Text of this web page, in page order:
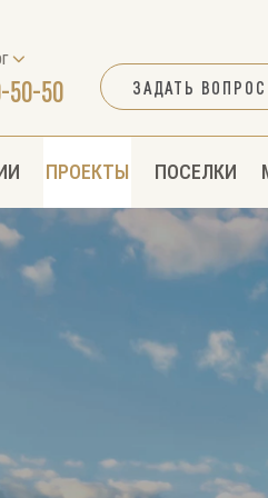
50-50 ЗАДАТЬ ВОПРОС
ПРОЕКТЫ ПОСЕЛКИ